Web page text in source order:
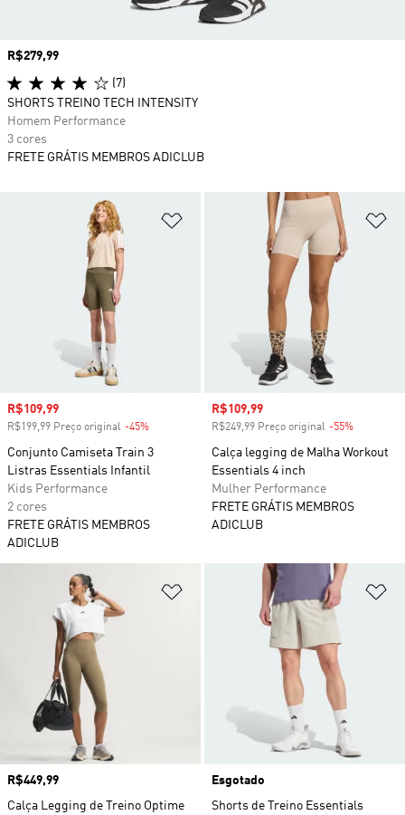
Adicionar à Lista de Desejos
Preço com desconto
R$109,99
R$199,99 Preço original -45%
Conjunto Camiseta Train 3
Listras Essentials Infantil
Kids Performance
2 cores
FRETE GRÁTIS MEMBROS
ADICLUB
Preço com desconto
R$109,99
R$249,99 Preço original -55%
Calça legging de Malha Workout
Essentials 4 inch
Mulher Performance
FRETE GRÁTIS MEMBROS
ADICLUB
Adicionar à Lista de Desejos
Preço
R$449,99
Calça Legging de Treino Optime
Esgotado
Shorts de Treino Essentials
Preço
R$279,99
(7)
SHORTS TREINO TECH INTENSITY
Homem Performance
3 cores
FRETE GRÁTIS MEMBROS ADICLUB